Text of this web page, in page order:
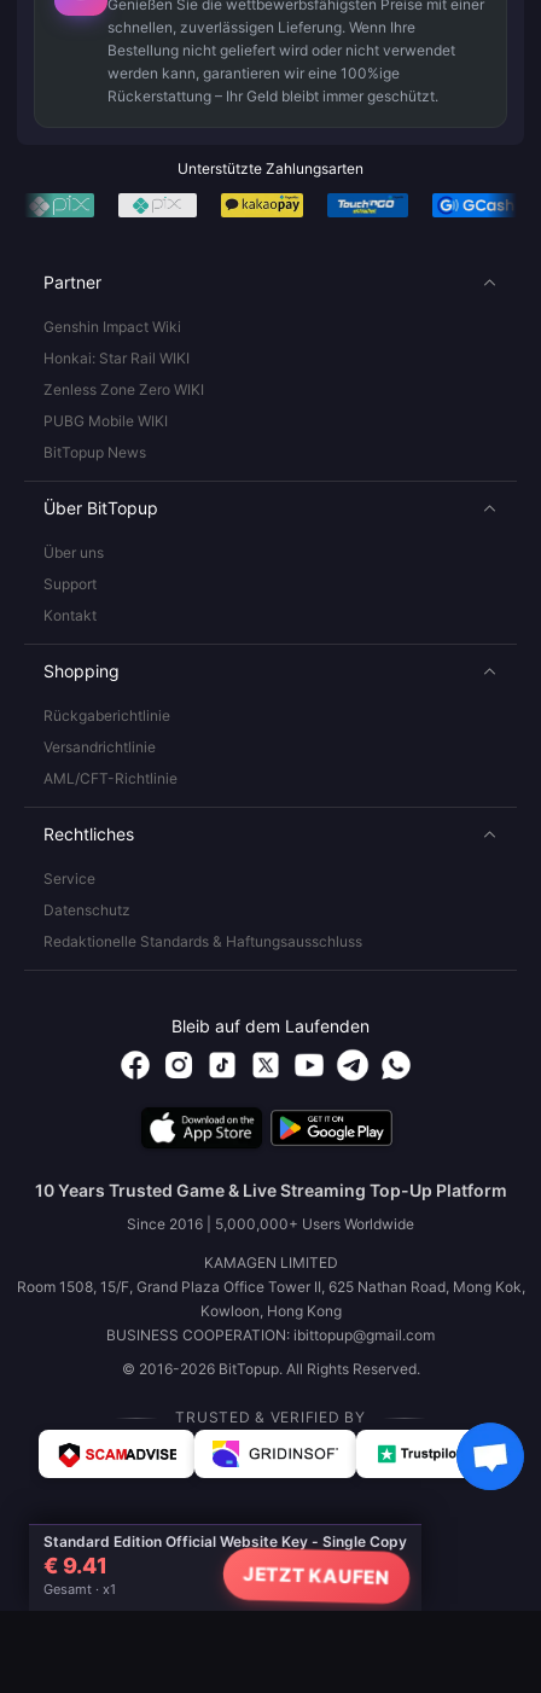
Standard Edition Official Website Key - Single Copy
€ 9.41
Gesamt · x1
JETZT KAUFEN
Genießen Sie die wettbewerbsfähigsten Preise mit einer
schnellen, zuverlässigen Lieferung. Wenn Ihre
Bestellung nicht geliefert wird oder nicht verwendet
werden kann, garantieren wir eine 100%ige
Rückerstattung – Ihr Geld bleibt immer geschützt.
Unterstützte Zahlungsarten
Partner
Genshin Impact Wiki
Honkai: Star Rail WIKI
Zenless Zone Zero WIKI
PUBG Mobile WIKI
BitTopup News
Über BitTopup
Über uns
Support
Kontakt
Shopping
Rückgaberichtlinie
Versandrichtlinie
AML/CFT-Richtlinie
Rechtliches
Service
Datenschutz
Redaktionelle Standards & Haftungsausschluss
Bleib auf dem Laufenden
10 Years Trusted Game & Live Streaming Top-Up Platform
Since 2016 | 5,000,000+ Users Worldwide
KAMAGEN LIMITED
Room 1508, 15/F, Grand Plaza Office Tower II, 625 Nathan Road, Mong Kok,
Kowloon, Hong Kong
BUSINESS COOPERATION: ibittopup@gmail.com
© 2016-2026 BitTopup. All Rights Reserved.
TRUSTED & VERIFIED BY